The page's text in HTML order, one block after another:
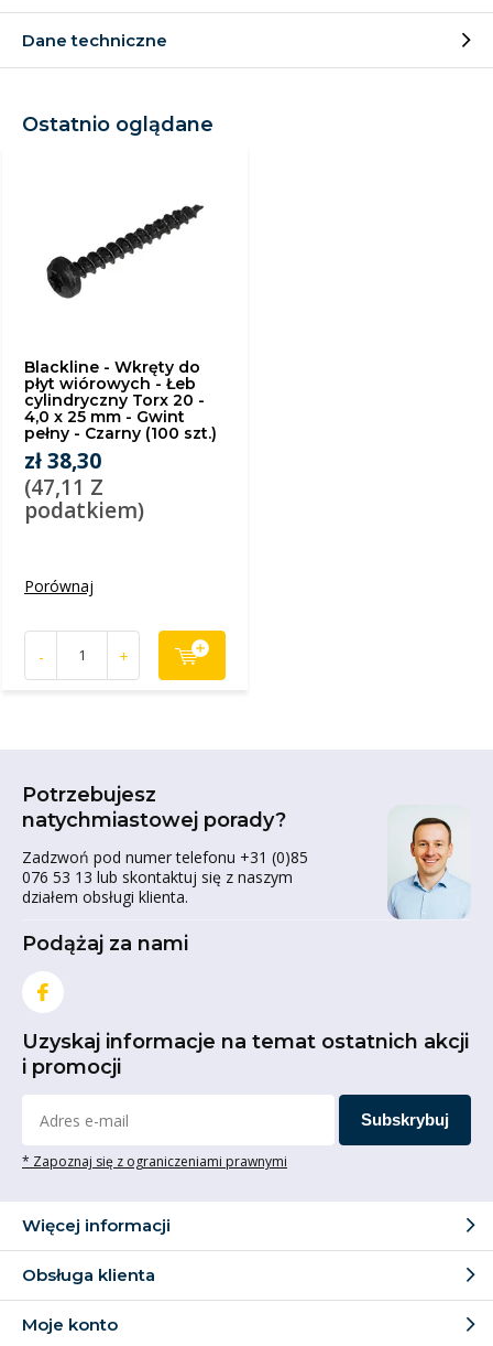
Dane techniczne
Ostatnio oglądane
Blackline - Wkręty do
płyt wiórowych - Łeb
cylindryczny Torx 20 -
4,0 x 25 mm - Gwint
pełny - Czarny (100 szt.)
zł 38,30
(47,11 Z
podatkiem)
Porównaj
- +
Potrzebujesz
natychmiastowej porady?
Zadzwoń pod numer telefonu +31 (0)85
076 53 13 lub skontaktuj się z naszym
działem obsługi klienta.
Podążaj za nami
Uzyskaj informacje na temat ostatnich akcji
i promocji
Subskrybuj
* Zapoznaj się z ograniczeniami prawnymi
Więcej informacji
Obsługa klienta
Moje konto